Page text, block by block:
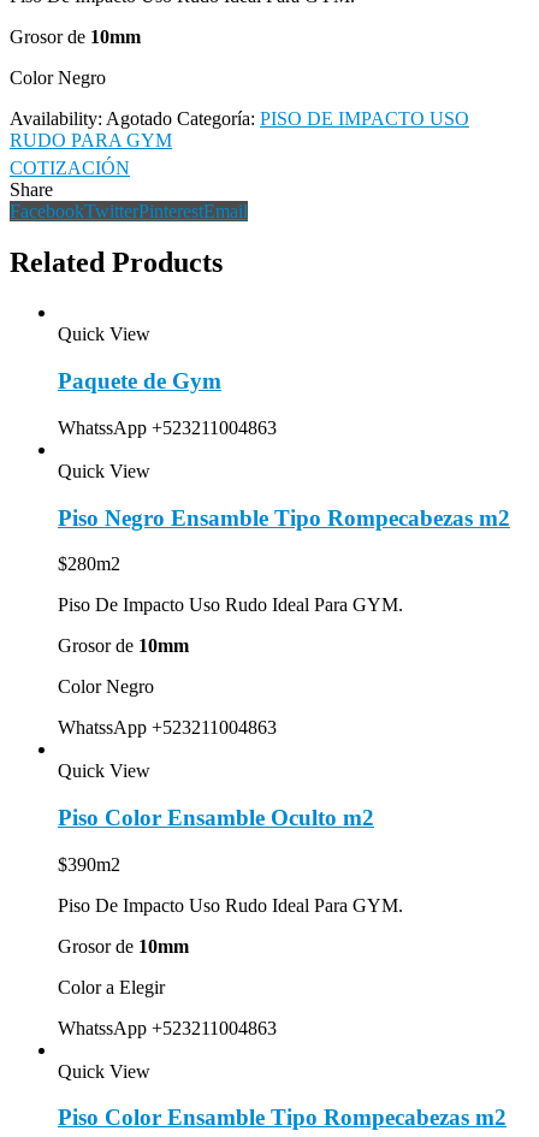
Grosor de 10mm
Color Negro
Availability: Agotado Categoría: PISO DE IMPACTO USO
RUDO PARA GYM
COTIZACIÓN
Share
FacebookTwitterPinterestEmail
Related Products
Quick View
Paquete de Gym
WhatssApp +523211004863
Quick View
Piso Negro Ensamble Tipo Rompecabezas m2
$280m2
Piso De Impacto Uso Rudo Ideal Para GYM.
Grosor de 10mm
Color Negro
WhatssApp +523211004863
Quick View
Piso Color Ensamble Oculto m2
$390m2
Piso De Impacto Uso Rudo Ideal Para GYM.
Grosor de 10mm
Color a Elegir
WhatssApp +523211004863
Quick View
Piso Color Ensamble Tipo Rompecabezas m2